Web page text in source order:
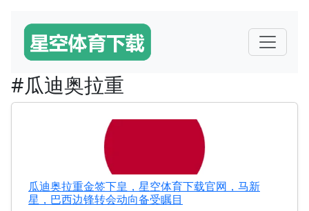
#瓜迪奥拉重
瓜迪奥拉重金签下皇，星空体育下载官网，马新
星，巴西边锋转会动向备受瞩目